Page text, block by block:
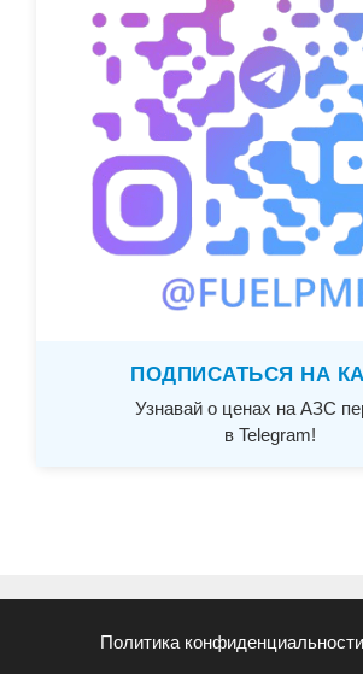
ПОДПИСАТЬСЯ НА
Узнавай о ценах на АЗС
в Telegram!
Политика конфиденциальности